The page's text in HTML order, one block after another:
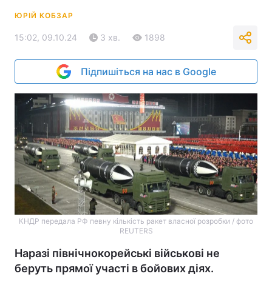
ЮРІЙ КОБЗАР
15:02, 09.10.24 3 хв. 1898
Підпишіться на нас в Google
КНДР передала РФ певну кількість ракет власної розробки / фото
REUTERS
Наразі північнокорейські військові не
беруть прямої участі в бойових діях.